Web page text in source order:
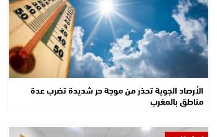
الأرصاد الجوية تحذر من موجة حر شديدة تضرب عدة
مناطق بالمغرب